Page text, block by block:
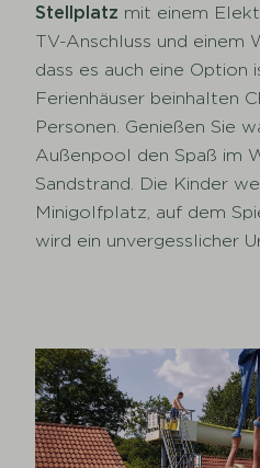
Stellplatz mit einem
TV-Anschluss und einem
dass es auch eine Option
Ferienhäuser beinhalten
Personen. Genießen Sie
Außenpool den Spaß im
Sandstrand. Die Kinder
Minigolfplatz, auf dem
wird ein unvergesslicher